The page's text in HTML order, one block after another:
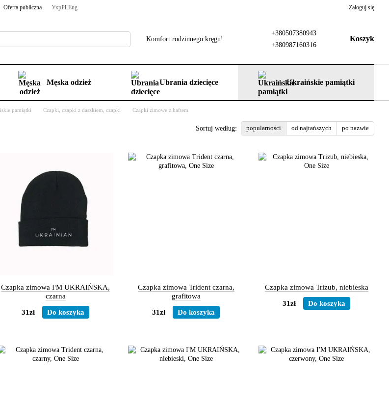
Oferta publiczna УкрPLEng Zaloguj się
Komfort rodzinnego kręgu!
+380507380943
+380987160316
Koszyk
Męska odzież Ubrania dziecięce Ukraińskie pamiątki
pamiątki Czapki, czapki z daszkiem, czapki Czapki zimowe z haftem
Sortuj według: popularności od najtańszych po nazwie
Czapka zimowa I'M UKRAIŃSKA,
czarna
31zł Do koszyka
Czapka zimowa Trident czarna,
grafitowa
31zł Do koszyka
Czapka zimowa Trizub, niebieska
31zł Do koszyka